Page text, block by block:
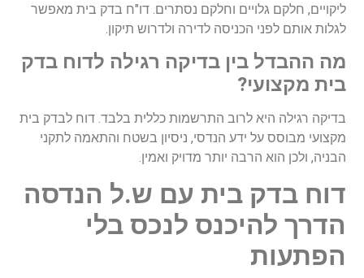
ליקויים, חלקם גלויים וחלקם נסתרים. דו"ח בדק בית מאפשר
לגלות אותם לפני הכניסה לדירה ולדרוש תיקון.
מה ההבדל בין בדיקה רגילה לדוח בדק
בית מקצועי?
בדיקה רגילה היא לרוב התרשמות כללית בלבד. דוח לבדק בית
מקצועי מבוסס על ידע הנדסי, ניסיון בשטח והתאמה לתקני
הבניה, ולכן הוא הרבה יותר מדויק ואמין.
דוח בדק בית עם ש.ל הנדסה
הדרך להיכנס לנכס בלי
הפתעות